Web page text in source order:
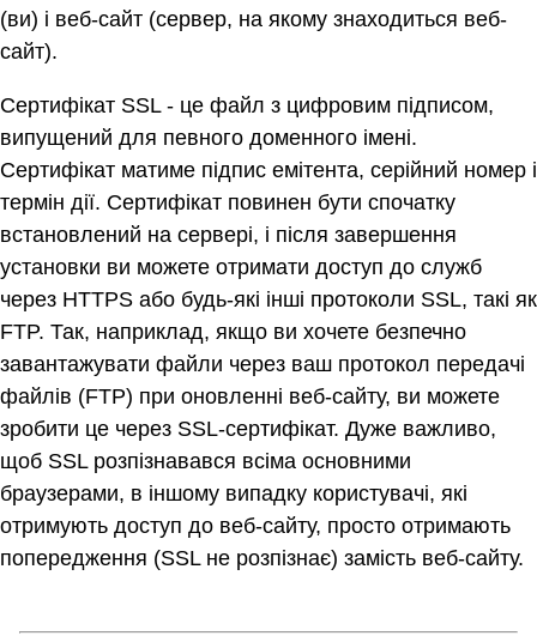
(ви) і веб-сайт (сервер, на якому знаходиться веб-
сайт).
Сертифікат SSL - це файл з цифровим підписом,
випущений для певного доменного імені.
Сертифікат матиме підпис емітента, серійний номер і
термін дії. Сертифікат повинен бути спочатку
встановлений на сервері, і після завершення
установки ви можете отримати доступ до служб
через HTTPS або будь-які інші протоколи SSL, такі як
FTP. Так, наприклад, якщо ви хочете безпечно
завантажувати файли через ваш протокол передачі
файлів (FTP) при оновленні веб-сайту, ви можете
зробити це через SSL-сертифікат. Дуже важливо,
щоб SSL розпізнавався всіма основними
браузерами, в іншому випадку користувачі, які
отримують доступ до веб-сайту, просто отримають
попередження (SSL не розпізнає) замість веб-сайту.